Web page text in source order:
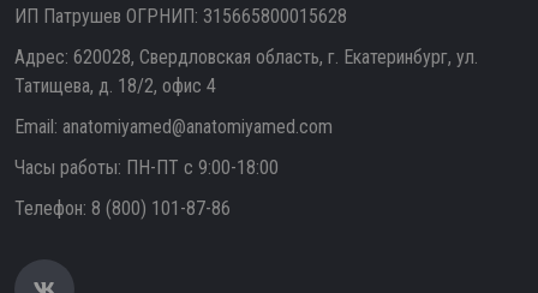
ИП Патрушев ОГРНИП: 315665800015628
Адрес: 620028, Свердловская область, г. Екатеринбург, ул.
Татищева, д. 18/2, офис 4
Email: anatomiyamed@anatomiyamed.com
Часы работы: ПН-ПТ с 9:00-18:00
Телефон: 8 (800) 101-87-86